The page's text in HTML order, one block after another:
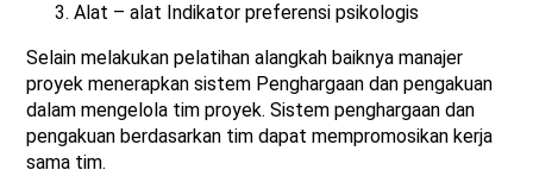
Alat – alat Indikator preferensi psikologis
Selain melakukan pelatihan alangkah baiknya manajer
proyek menerapkan sistem Penghargaan dan pengakuan
dalam mengelola tim proyek. Sistem penghargaan dan
pengakuan berdasarkan tim dapat mempromosikan kerja
sama tim.